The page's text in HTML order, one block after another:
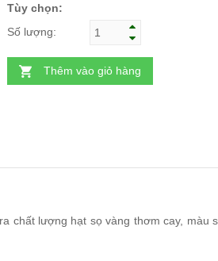
Tùy chọn:
Số lượng:
Thêm vào giỏ hàng
chất lượng hạt sọ vàng thơm cay, màu